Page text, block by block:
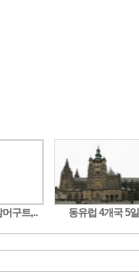
구트,.. 동유럽 4개국 5일